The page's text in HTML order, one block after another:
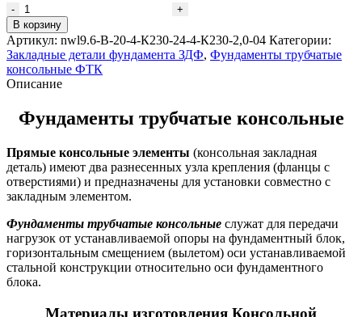
Количество
товара
Консольная
закладная
деталь
В-20/4/
24/4/
К230-
б
В корзину
Артикул: nwl9.6-В-20-4-К230-24-4-К230-2,0-04 Категории:
Закладные детали фундамента ЗДФ, Фундаменты трубчатые
консольные ФТК
Описание
Фундаменты трубчатые консольные
Прямые консольные элементы (консольная закладная
деталь) имеют два разнесенных узла крепления (фланцы с
отверстиями) и предназначены для установки совместно с
закладным элементом.
Фундаменты трубчатые консольные служат для передачи
нагрузок от устанавливаемой опоры на фундаментный блок,
горизонтальным смещением (вылетом) оси устанавливаемой
стальной конструкции относительно оси фундаментного
блока.
Материалы изготовления Консольной